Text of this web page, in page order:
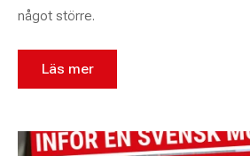
något större.
Läs mer